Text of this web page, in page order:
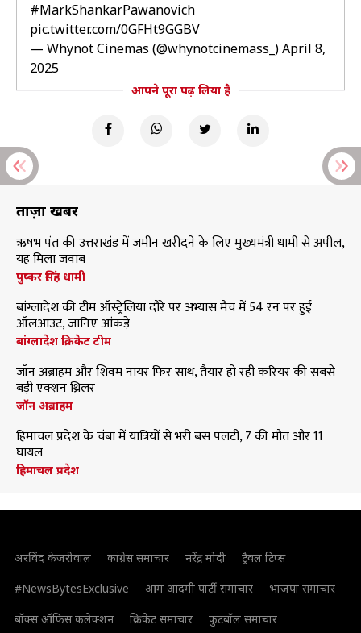
#MarkShankarPawanovich
pic.twitter.com/0GFHt9GGBV
— Whynot Cinemas (@whynotcinemass_)April 8,
2025
आपने पूरा पढ़ लिया है
ताज़ा खबरें
ऋषभ पंत की उत्तराखंड में जमीन खरीदने के लिए मुख्यमंत्री धामी से अपील,
यह मिला जवाब
पुष्कर सिंह धामी
बांग्लादेश की टीम ऑस्ट्रेलिया दौरे पर अभ्यास मैच में 54 रन पर हुई
ऑलआउट, जानिए आंकड़े
बांग्लादेश क्रिकेट टीम
जॉन अब्राहम और शिवम नायर फिर साथ, तैयार हो रही करियर की सबसे
बड़ी एक्शन थ्रिलर
जॉन अब्राहम
हिमाचल प्रदेश के चंबा में यात्रियों से भरी बस पलटी, 7 की मौत और 11
घायल
हिमाचल प्रदेश
अरविंद केजरीवाल कांग्रेस समाचार नरेंद्र मोदी
ट्रैवल टिप्स
#NewsBytesExclusive
आम आदमी पार्टी समाचार
भाजपा समाचार
बॉक्स ऑफिस कलेक्शन
क्रिकेट समाचार फुटबॉल समाचार